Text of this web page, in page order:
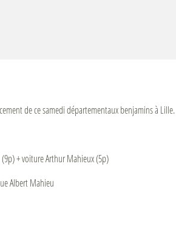
de ce samedi départementaux benjamins à Lille.
+ voiture Arthur Mahieux (5p)
Albert Mahieu